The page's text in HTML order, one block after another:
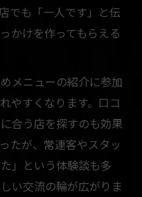
でも「一人です」と伝
かけを作ってもらえる
メニューの紹介に参加
やすくなります。口コ
合う店を探すのも効果
たが、常連客やスタッ
」という体験談も多
い交流の輪が広がりま